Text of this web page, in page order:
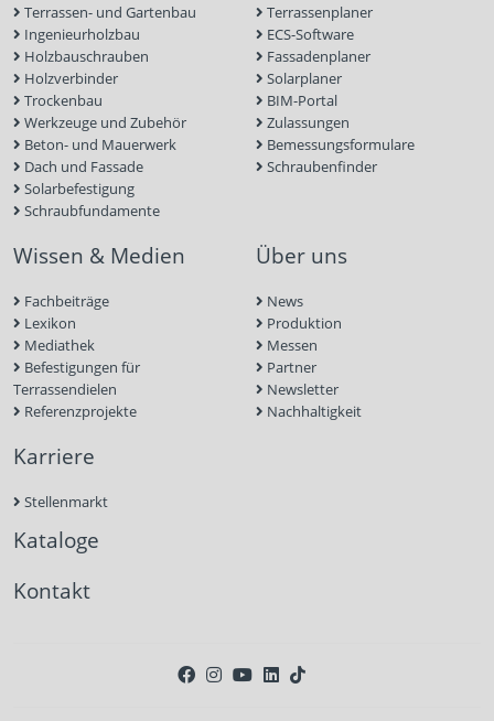
Terrassen- und Gartenbau
Ingenieurholzbau
Holzbauschrauben
Holzverbinder
Trockenbau
Werkzeuge und Zubehör
Beton- und Mauerwerk
Dach und Fassade
Solarbefestigung
Schraubfundamente
Terrassenplaner
ECS-Software
Fassadenplaner
Solarplaner
BIM-Portal
Zulassungen
Bemessungsformulare
Schraubenfinder
Wissen & Medien
Fachbeiträge
Lexikon
Mediathek
Befestigungen für
Terrassendielen
Referenzprojekte
Über uns
News
Produktion
Messen
Partner
Newsletter
Nachhaltigkeit
Karriere
Stellenmarkt
Kataloge
Kontakt